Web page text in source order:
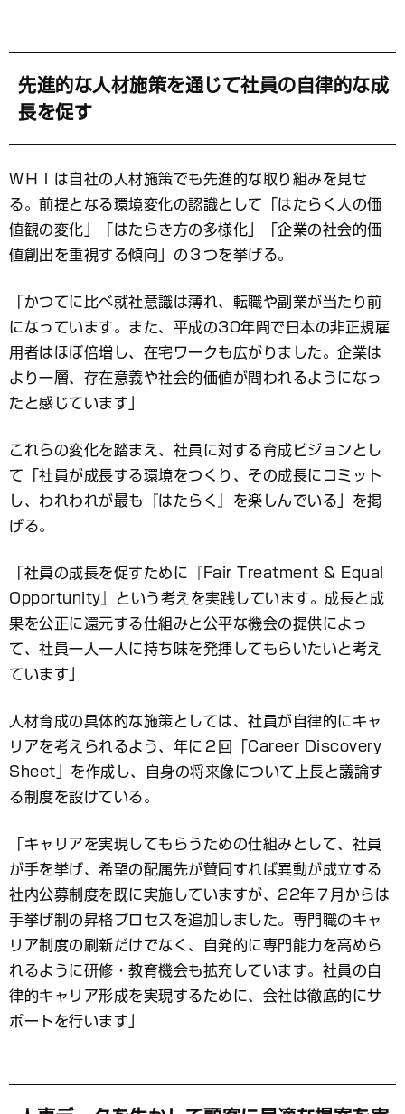
先進的な人材施策を通じて社員の自律的な成
長を促す
ＷＨＩは自社の人材施策でも先進的な取り組みを見せ
る。前提となる環境変化の認識として「はたらく人の価
値観の変化」「はたらき方の多様化」「企業の社会的価
値創出を重視する傾向」の３つを挙げる。
「かつてに比べ就社意識は薄れ、転職や副業が当たり前
になっています。また、平成の30年間で日本の非正規雇
用者はほぼ倍増し、在宅ワークも広がりました。企業は
より一層、存在意義や社会的価値が問われるようになっ
たと感じています」
これらの変化を踏まえ、社員に対する育成ビジョンとし
て「社員が成長する環境をつくり、その成長にコミット
し、われわれが最も『はたらく』を楽しんでいる」を掲
げる。
「社員の成長を促すために『Fair Treatment & Equal
Opportunity』という考えを実践しています。成長と成
果を公正に還元する仕組みと公平な機会の提供によっ
て、社員一人一人に持ち味を発揮してもらいたいと考え
ています」
人材育成の具体的な施策としては、社員が自律的にキャ
リアを考えられるよう、年に２回「Career Discovery
Sheet」を作成し、自身の将来像について上長と議論す
る制度を設けている。
「キャリアを実現してもらうための仕組みとして、社員
が手を挙げ、希望の配属先が賛同すれば異動が成立する
社内公募制度を既に実施していますが、22年７月からは
手挙げ制の昇格プロセスを追加しました。専門職のキャ
リア制度の刷新だけでなく、自発的に専門能力を高めら
れるように研修・教育機会も拡充しています。社員の自
律的キャリア形成を実現するために、会社は徹底的にサ
ポートを行います」